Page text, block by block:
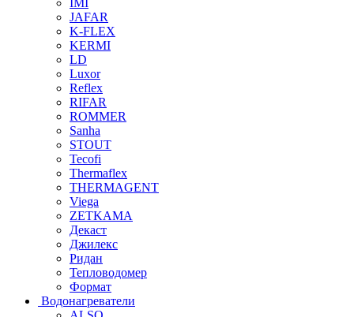
JAFAR
K-FLEX
KERMI
LD
Luxor
Reflex
RIFAR
ROMMER
Sanha
STOUT
Tecofi
Thermaflex
THERMAGENT
Viega
ZETKAMA
Декаст
Джилекс
Ридан
Тепловодомер
Формат
Водонагреватели